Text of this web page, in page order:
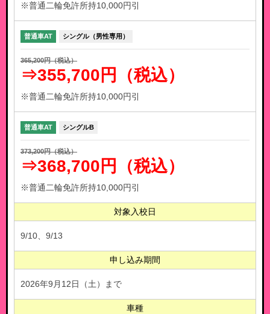
※普通二輪免許所持10,000円引
普通車AT シングル（男性専用）
365,200円（税込）
⇒355,700円（税込）
※普通二輪免許所持10,000円引
普通車AT シングルB
373,200円（税込）
⇒368,700円（税込）
※普通二輪免許所持10,000円引
対象入校日
9/10、9/13
申し込み期間
2026年9月12日（土）まで
車種